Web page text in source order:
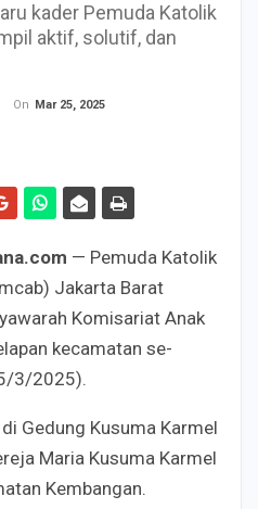
kader Pemuda Katolik
aktif, solutif, dan
On Mar 25, 2025
— Pemuda Katolik
Jakarta Barat
Komisariat Anak
kecamatan se-
3/2025).
Gedung Kusuma Karmel
Maria Kusuma Karmel
Kembangan.